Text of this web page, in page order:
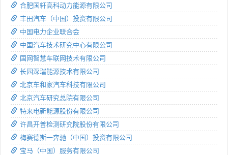
合肥国轩高科动力能源有限公司
丰田汽车（中国）投资有限公司
中国电力企业联合会
中国汽车技术研究中心有限公司
国网智慧车联网技术有限公司
长园深瑞能源技术有限公司
北京车和家汽车科技有限公司
北京汽车研究总院有限公司
特来电新能源股份有限公司
许昌开普检测研究院股份有限公司
梅赛德斯一奔驰（中国）投资有限公司
宝马（中国）服务有限公司